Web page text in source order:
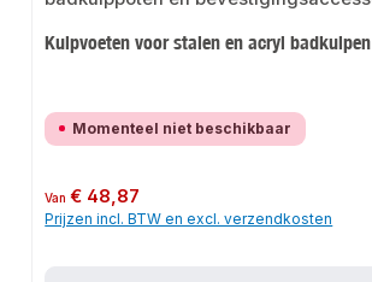
Kuipvoeten voor stalen en acryl badkuipen
Momenteel niet beschikbaar
Normale prijs:
Van€ 48,87
Prijzen incl. BTW en excl. verzendkosten